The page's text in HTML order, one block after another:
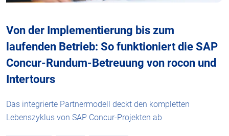
Von der Implementierung bis zum
laufenden Betrieb: So funktioniert die SAP
Concur-Rundum-Betreuung von rocon und
Intertours
Das integrierte Partnermodell deckt den kompletten
Lebenszyklus von SAP Concur-Projekten ab